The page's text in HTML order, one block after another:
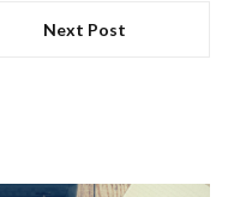
Next Post